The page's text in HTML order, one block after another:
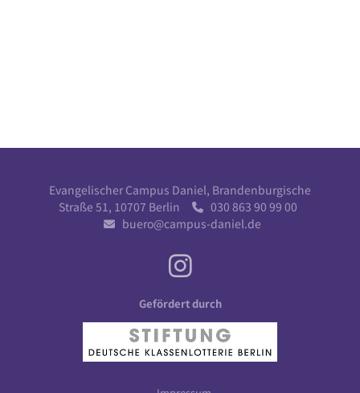
Evangelischer Campus Daniel, Brandenburgische
Straße 51, 10707 Berlin
030 863 90 99 00
 buero@campus-daniel.de
Gefördert durch